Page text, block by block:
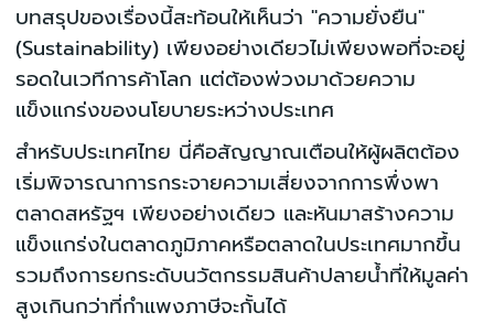
บทสรุปของเรื่องนี้สะท้อนให้เห็นว่า "ความยั่งยืน"
(Sustainability) เพียงอย่างเดียวไม่เพียงพอที่จะอยู่
รอดในเวทีการค้าโลก แต่ต้องพ่วงมาด้วยความ
แข็งแกร่งของนโยบายระหว่างประเทศ
สำหรับประเทศไทย นี่คือสัญญาณเตือนให้ผู้ผลิตต้อง
เริ่มพิจารณาการกระจายความเสี่ยงจากการพึ่งพา
ตลาดสหรัฐฯ เพียงอย่างเดียว และหันมาสร้างความ
แข็งแกร่งในตลาดภูมิภาคหรือตลาดในประเทศมากขึ้น
รวมถึงการยกระดับนวัตกรรมสินค้าปลายน้ำที่ให้มูลค่า
สูงเกินกว่าที่กำแพงภาษีจะกั้นได้